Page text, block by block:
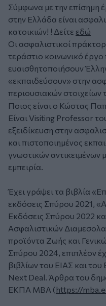
Σύμφωνα με την επίσημη
στην Ελλάδα είναι
κατοικιών! ! Δείτε εδώ
Οι ασφαλιστικοί
τεράστιο κοινωνικό
ευαισθητοποιήσουν
«εκπαιδεύσουν» στην
περιουσιακών στοιχείων
Ποιος είναι ο Κώστας
Είναι Visiting Professor
εξειδίκευση στην
και πιστοποιημένος
γνωστικών αντικειμένων
εμπειρία.
Έχει γράψει τα βιβλία
εκδόσεις Σπύρου 2021,
Εκδόσεις Σπύρου 2022
Ασφαλιστικών
προϊόντα Ζωής και
Σπύρου 2024, επιπλέον
βιβλίων του ΕΙΑΣ και
Next Deal. Άρθρα του
ΕΚΠΑ ΜΒΑ (https://